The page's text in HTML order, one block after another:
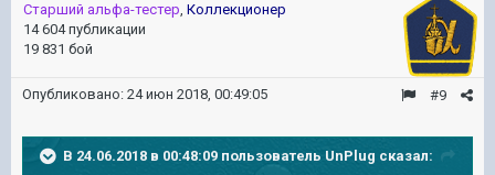
Старший альфа-тестер, Коллекционер
14 604 публикации
19 831 бой
#9
Опубликовано: 24 июн 2018, 00:49:05
В 24.06.2018 в 00:48:09 пользователь UnPlug сказал: